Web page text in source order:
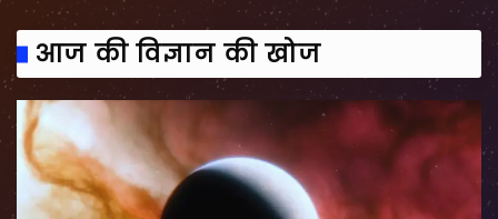
आज की विज्ञान की खोज